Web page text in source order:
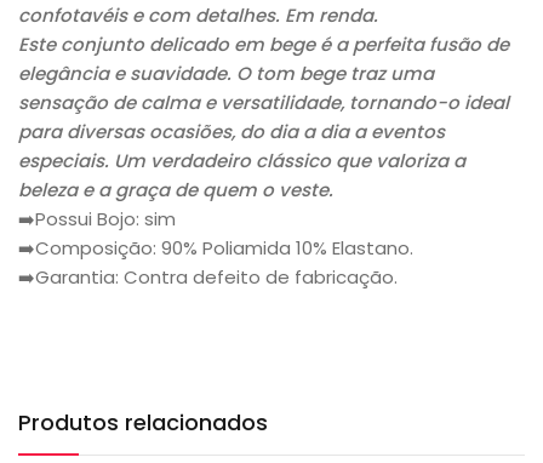
confotavéis e com detalhes. Em renda.
Este conjunto delicado em bege é a perfeita fusão de
elegância e suavidade. O tom bege traz uma
sensação de calma e versatilidade, tornando-o ideal
para diversas ocasiões, do dia a dia a eventos
especiais. Um verdadeiro clássico que valoriza a
beleza e a graça de quem o veste.
➡️Possui Bojo: sim
➡️Composição: 90% Poliamida 10% Elastano.
➡️Garantia: Contra defeito de fabricação.
Produtos relacionados